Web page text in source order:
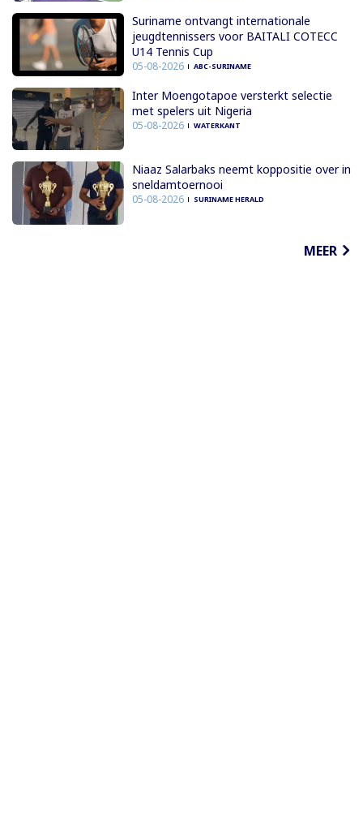
Suriname ontvangt internationale
jeugdtennissers voor BAITALI COTECC
U14 Tennis Cup
05-08-2026 ABC-SURINAME
Inter Moengotapoe versterkt selectie
met spelers uit Nigeria
05-08-2026 WATERKANT
Niaaz Salarbaks neemt koppositie over in
sneldamtoernooi
05-08-2026 SURINAME HERALD
MEER